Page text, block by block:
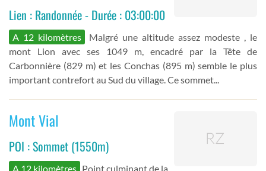
Lien : Randonnée - Durée : 03:00:00
A 12 kilomètres
Malgré une altitude assez modeste , le
mont Lion avec ses 1049 m, encadré par la Tête de
Carbonnière (829 m) et les Conchas (895 m) semble le plus
important contrefort au Sud du village. Ce sommet...
Mont Vial
POI : Sommet (1550m)
A 12 kilomètres Point culminant de la